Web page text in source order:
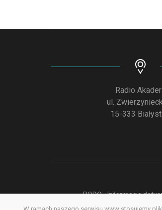
Radio
ul.
15-333
RODO - Informacje